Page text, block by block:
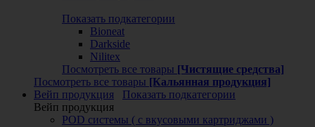
Показать подкатегории
Bioneat
Darkside
Nilitex
Посмотреть все товары [Чистящие средства]
Посмотреть все товары [Кальянная продукция]
Вейп продукция
Показать подкатегории
Вейп продукция
POD системы ( с вкусовыми картриджами )